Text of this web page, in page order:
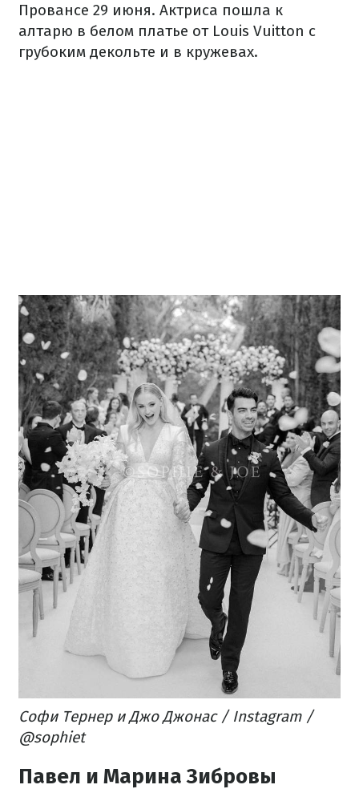
Провансе 29 июня. Актриса пошла к
алтарю в белом платье от Louis Vuitton с
грубоким декольте и в кружевах.
Софи Тернер и Джо Джонас / Instagram /
@sophiet
Павел и Марина Зибровы